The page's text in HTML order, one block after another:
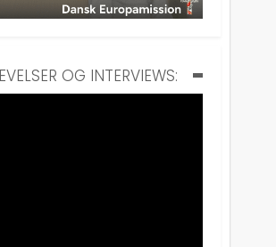
OG INTERVIEWS: